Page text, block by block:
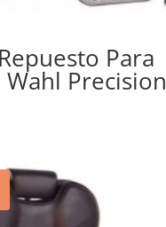
Para
Precision